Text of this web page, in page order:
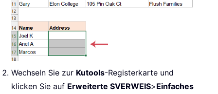
Wechseln Sie zur Kutools-Registerkarte und
klicken Sie auf Erweiterte SVERWEIS>Einfaches